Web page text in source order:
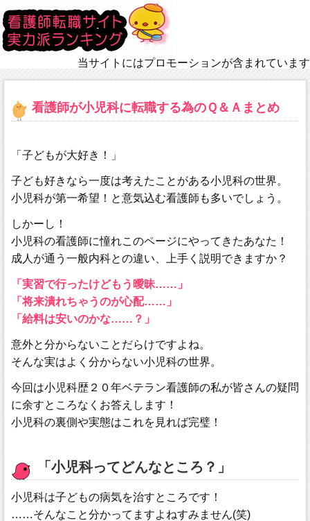
当サイトにはプロモーションが含まれています
看護師が小児科に転職する為のＱ＆Ａまとめ
「子どもが大好き！」
子ども好きなら一度は考えたことがある小児科の世界。
小児科が第一希望！と意気込む看護師も多いでしょう。
しかーし！
小児科の看護師に憧れこのページにやってきたあなた！
成人が通う一般内科との違い、上手く説明できますか？
「実習で行ったけどもう曖昧……」
「将来潰れちゃうのが心配……」
「給料は安いのかな……？」
意外と分からないことだらけですよね。
そんな実はよく分からない小児科の世界。
今回は小児科歴２０年ベテラン看護師の私が皆さんの疑問
に余すところなくお答えします！
小児科の裏側や実態はこれを見れば完璧！
「小児科ってどんなところ？」
小児科は子どもの病気を治すところです！
……そんなこと分かってますよねすみません(笑)